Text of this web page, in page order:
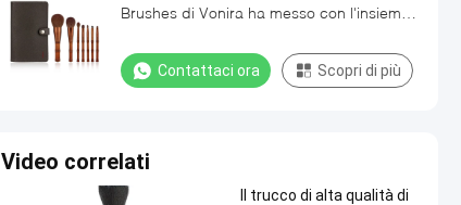
Brushes di Vonira ha messo con l'insieme
Contattaci ora Scopri di più
Video correlati
Il trucco di alta qualità di